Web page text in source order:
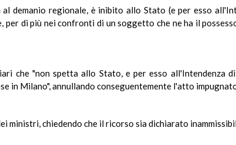
demanio regionale, è inibito allo Stato (e per esso
di più nei confronti di un soggetto che ne ha il
che "non spetta allo Stato, e per esso all'Intendenza
in Milano", annullando conseguentemente l'atto
ministri, chiedendo che il ricorso sia dichiarato